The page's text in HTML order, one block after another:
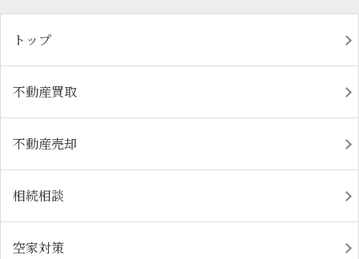
トップ
不動産買取
不動産売却
相続相談
空家対策